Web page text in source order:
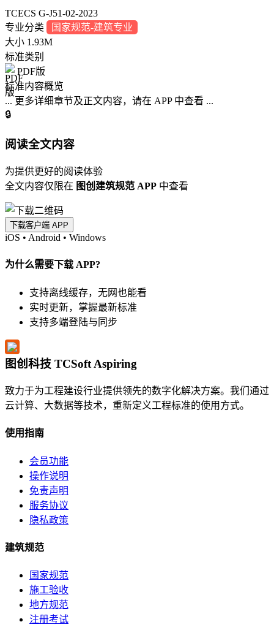
TCECS G-J51-02-2023
专业分类
国家规范-建筑专业
大小 1.93M
标准类别
PDF版
标准内容概览
... 更多详细章节及正文内容，请在 APP 中查看 ...
🔒
阅读全文内容
为提供更好的阅读体验
全文内容仅限在 图创建筑规范 APP 中查看
下载客户端 APP
iOS • Android • Windows
为什么需要下载 APP?
支持离线缓存，无网也能看
实时更新，掌握最新标准
支持多端登陆与同步
图创科技 TCSoft Aspiring
致力于为工程建设行业提供领先的数字化解决方案。我们通过
云计算、大数据等技术，重新定义工程标准的使用方式。
使用指南
会员功能
操作说明
免责声明
服务协议
隐私政策
建筑规范
国家规范
施工验收
地方规范
注册考试